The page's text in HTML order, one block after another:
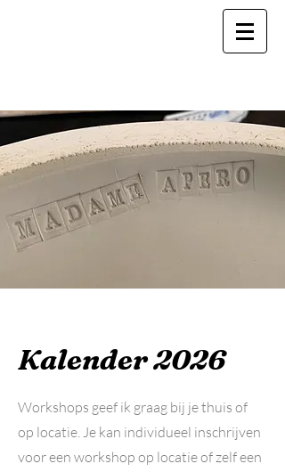
Kalender 2026
Workshops geef ik graag bij je thuis of
op locatie. Je kan individueel inschrijven
voor een workshop op locatie of zelf een